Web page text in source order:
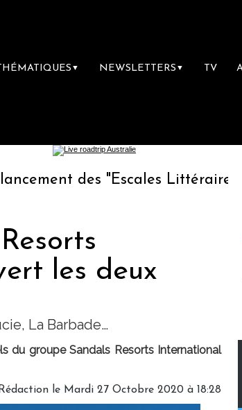
▼ NEWSLETTERS ▼ TV
des "Escales Littéraires", la
les deux
La Barbade…
du groupe Sandals Resorts International
le Mardi 27 Octobre 2020 à 18:28